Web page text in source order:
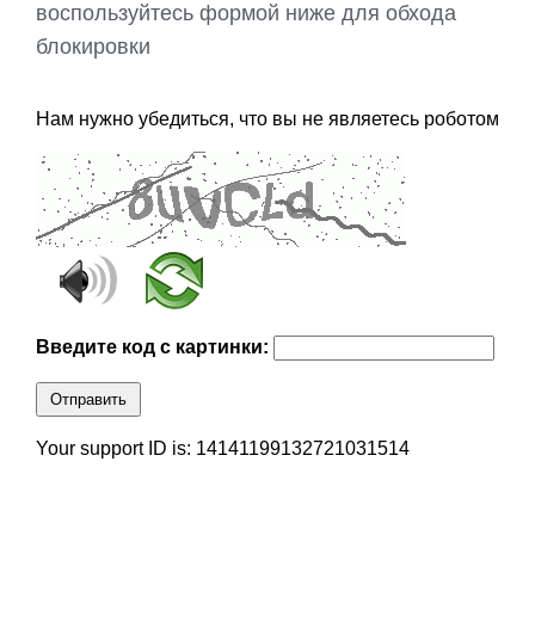
воспользуйтесь формой ниже для обхода
блокировки
Нам нужно убедиться, что вы не являетесь роботом
Введите код с картинки:
Отправить
Your support ID is: 14141199132721031514